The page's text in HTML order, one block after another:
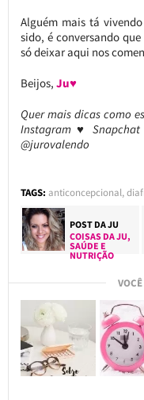
Alguém mais tá
sido, é conversando
só deixar aqui nos
Beijos, Ju♥
Quer mais dicas como
Instagram ♥
@jurovalendo
TAGS: anticoncepcional,
POST DAJU
COISAS DA JU,
SAÚDE E
NUTRIÇÃO